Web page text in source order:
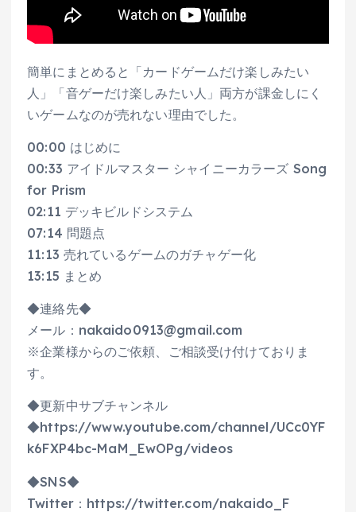
簡単にまとめると「カードゲームだけ楽しみたい
人」「音ゲーだけ楽しみたい人」両方が課金しにく
いゲームなのが売れない理由でした。
00:00 はじめに
00:33 アイドルマスター シャイニーカラーズ Song
for Prism
02:11 デッキビルドシステム
07:14 問題点
11:13 売れているゲームのガチャゲー化
13:15 まとめ
◆連絡先◆
メール：nakaido0913@gmail.com
※企業様からのご依頼、ご相談受け付けておりま
す。
◆更新中サブチャンネル
◆https://www.youtube.com/channel/UCc0YF
k6FXP4bc-MaM_EwOPg/videos
◆SNS◆
Twitter：https://twitter.com/nakaido_F​